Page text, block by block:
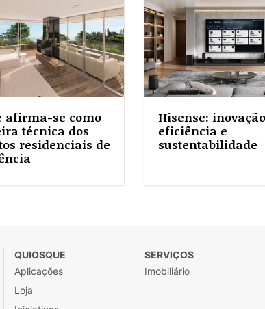
afirma-se como
técnica dos
residenciais de
Hisense:
eficiência e
sustentabilidade
QUIOSQUE
Aplicações
Loja
SERVIÇOS
Imobiliário